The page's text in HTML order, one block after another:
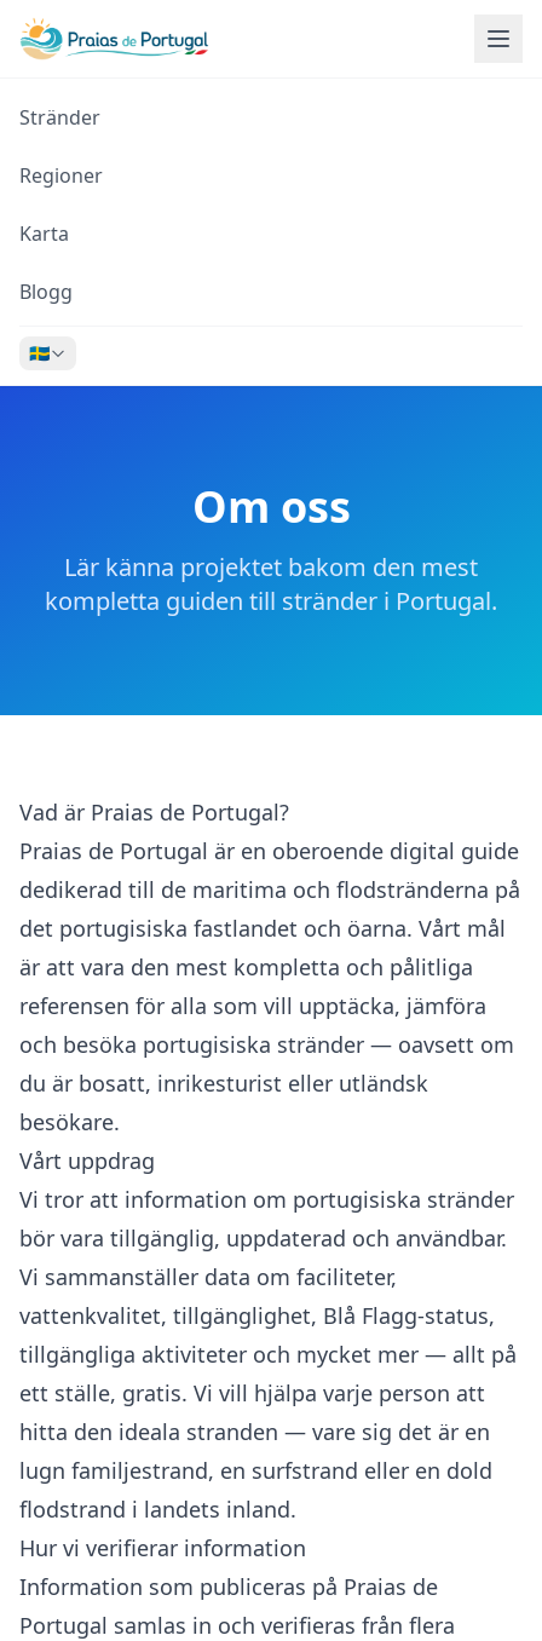
Stränder
Regioner
Karta
Blogg
🇸🇪
Om oss
Lär känna projektet bakom den mest
kompletta guiden till stränder i Portugal.
Vad är Praias de Portugal?
Praias de Portugal är en oberoende digital guide
dedikerad till de maritima och flodstränderna på
det portugisiska fastlandet och öarna. Vårt mål
är att vara den mest kompletta och pålitliga
referensen för alla som vill upptäcka, jämföra
och besöka portugisiska stränder — oavsett om
du är bosatt, inrikesturist eller utländsk
besökare.
Vårt uppdrag
Vi tror att information om portugisiska stränder
bör vara tillgänglig, uppdaterad och användbar.
Vi sammanställer data om faciliteter,
vattenkvalitet, tillgänglighet, Blå Flagg-status,
tillgängliga aktiviteter och mycket mer — allt på
ett ställe, gratis. Vi vill hjälpa varje person att
hitta den ideala stranden — vare sig det är en
lugn familjestrand, en surfstrand eller en dold
flodstrand i landets inland.
Hur vi verifierar information
Information som publiceras på Praias de
Portugal samlas in och verifieras från flera